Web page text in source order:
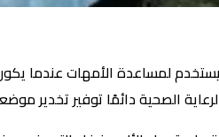
لمساعدة الأمهات عندما
الصحية دائمًا توفير تخدير